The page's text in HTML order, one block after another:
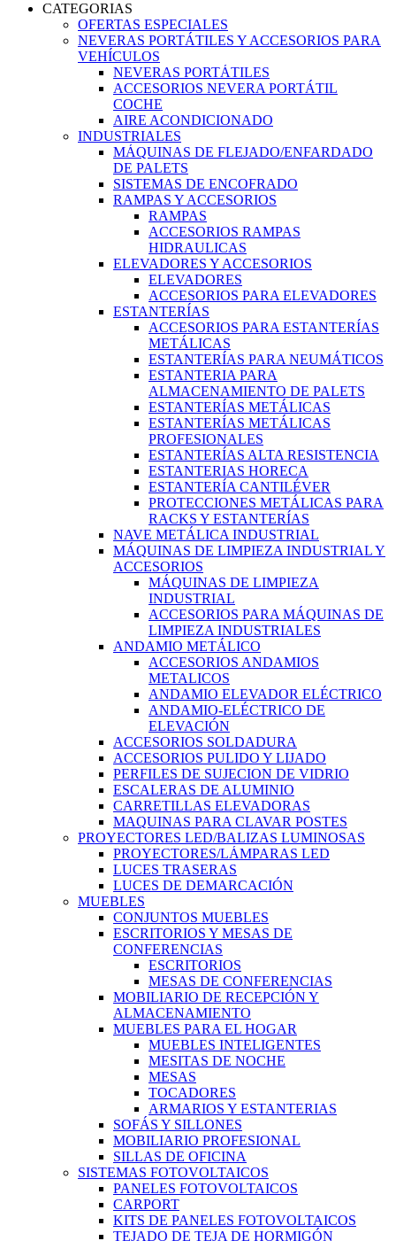
CATEGORIAS
OFERTAS ESPECIALES
NEVERAS PORTÁTILES Y ACCESORIOS PARA
VEHÍCULOS
NEVERAS PORTÁTILES
ACCESORIOS NEVERA PORTÁTIL
COCHE
AIRE ACONDICIONADO
INDUSTRIALES
MÁQUINAS DE FLEJADO/ENFARDADO
DE PALETS
SISTEMAS DE ENCOFRADO
RAMPAS Y ACCESORIOS
RAMPAS
ACCESORIOS RAMPAS
HIDRAULICAS
ELEVADORES Y ACCESORIOS
ELEVADORES
ACCESORIOS PARA ELEVADORES
ESTANTERÍAS
ACCESORIOS PARA ESTANTERÍAS
METÁLICAS
ESTANTERÍAS PARA NEUMÁTICOS
ESTANTERIA PARA
ALMACENAMIENTO DE PALETS
ESTANTERÍAS METÁLICAS
ESTANTERÍAS METÁLICAS
PROFESIONALES
ESTANTERÍAS ALTA RESISTENCIA
ESTANTERIAS HORECA
ESTANTERÍA CANTILÉVER
PROTECCIONES METÁLICAS PARA
RACKS Y ESTANTERÍAS
NAVE METÁLICA INDUSTRIAL
MÁQUINAS DE LIMPIEZA INDUSTRIAL Y
ACCESORIOS
MÁQUINAS DE LIMPIEZA
INDUSTRIAL
ACCESORIOS PARA MÁQUINAS DE
LIMPIEZA INDUSTRIALES
ANDAMIO METÁLICO
ACCESORIOS ANDAMIOS
METALICOS
ANDAMIO ELEVADOR ELÉCTRICO
ANDAMIO-ELÉCTRICO DE
ELEVACIÓN
ACCESORIOS SOLDADURA
ACCESORIOS PULIDO Y LIJADO
PERFILES DE SUJECION DE VIDRIO
ESCALERAS DE ALUMINIO
CARRETILLAS ELEVADORAS
MAQUINAS PARA CLAVAR POSTES
PROYECTORES LED/BALIZAS LUMINOSAS
PROYECTORES/LÁMPARAS LED
LUCES TRASERAS
LUCES DE DEMARCACIÓN
MUEBLES
CONJUNTOS MUEBLES
ESCRITORIOS Y MESAS DE
CONFERENCIAS
ESCRITORIOS
MESAS DE CONFERENCIAS
MOBILIARIO DE RECEPCIÓN Y
ALMACENAMIENTO
MUEBLES PARA EL HOGAR
MUEBLES INTELIGENTES
MESITAS DE NOCHE
MESAS
TOCADORES
ARMARIOS Y ESTANTERIAS
SOFÁS Y SILLONES
MOBILIARIO PROFESIONAL
SILLAS DE OFICINA
SISTEMAS FOTOVOLTAICOS
PANELES FOTOVOLTAICOS
CARPORT
KITS DE PANELES FOTOVOLTAICOS
TEJADO DE TEJA DE HORMIGÓN